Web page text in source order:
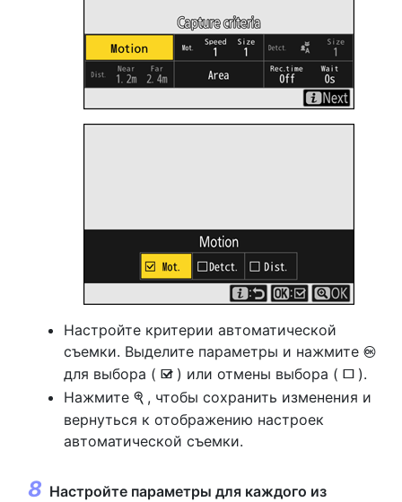
Настройте критерии автоматической
съемки. Выделите параметры и нажмите J
для выбора ( M ) или отмены выбора ( U ).
Нажмите X , чтобы сохранить изменения и
вернуться к отображению настроек
автоматической съемки.
Настройте параметры для каждого из